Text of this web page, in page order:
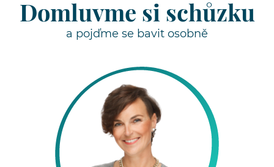
Domluvme si schůzku
a pojďme se bavit osobně